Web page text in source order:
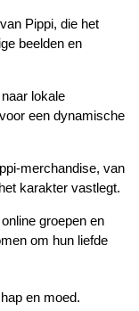
Pippi, die het
beelden en
lokale
een dynamische
merchandise, van
karakter vastlegt.
groepen en
om hun liefde
en moed.